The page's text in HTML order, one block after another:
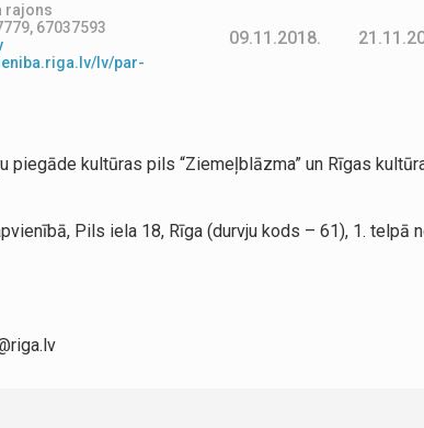
rajons
67037593
lv/par-
09.11.2018.
kultūras pils “Ziemeļblāzma” un Rīgas
Pils iela 18, Rīga (durvju kods – 61), 1. telpā